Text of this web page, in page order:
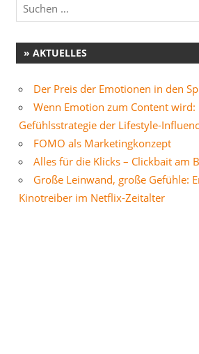
» AKTUELLES
Der Preis der Emotionen in den
Wenn Emotion zum Content wird:
Gefühlsstrategie der Lifestyle-
FOMO als Marketingkonzept
Alles für die Klicks – Clickbait am
Große Leinwand, große Gefühle:
Kinotreiber im Netflix-Zeitalter